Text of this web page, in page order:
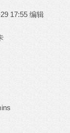
17:55 编辑